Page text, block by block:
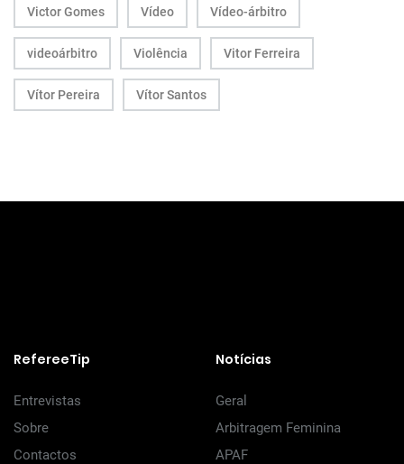
Victor Gomes Vídeo Vídeo-árbitro
videoárbitro Violência Vitor Ferreira
Vítor Pereira Vítor Santos
RefereeTip
Entrevistas
Sobre
Contactos
Notícias
Geral
Arbitragem Feminina
APAF